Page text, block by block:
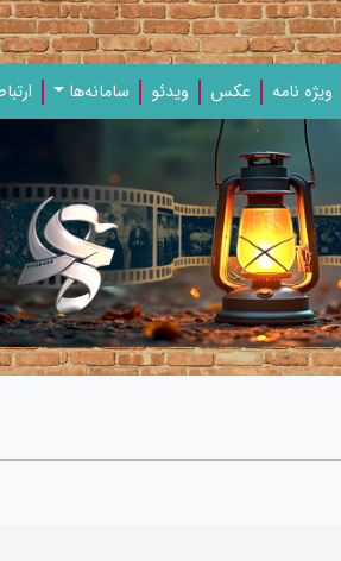
ویژه‌ نامه‌ عکس ویدئو سامانه‌ها